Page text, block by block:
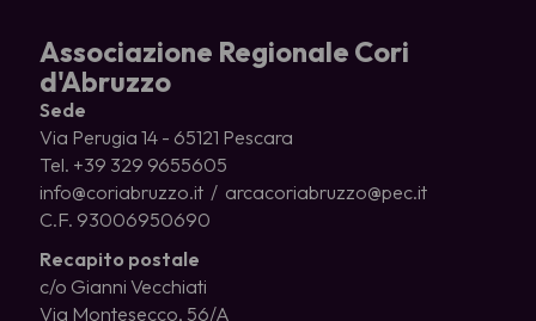
Associazione Regionale Cori
d'Abruzzo
Sede
Via Perugia 14 - 65121 Pescara
Tel. +39 329 9655605
info@coriabruzzo.it / arcacoriabruzzo@pec.it
C.F. 93006950690
Recapito postale
c/o Gianni Vecchiati
Via Montesecco, 56/A